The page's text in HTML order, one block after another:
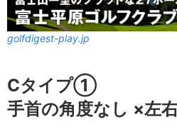
golfdigest-play.jp
Cタイプ①
手首の角度なし ×左